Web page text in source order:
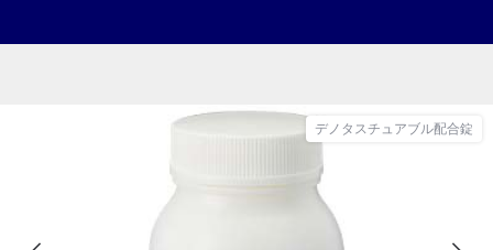
デノタスチュアブル配合錠